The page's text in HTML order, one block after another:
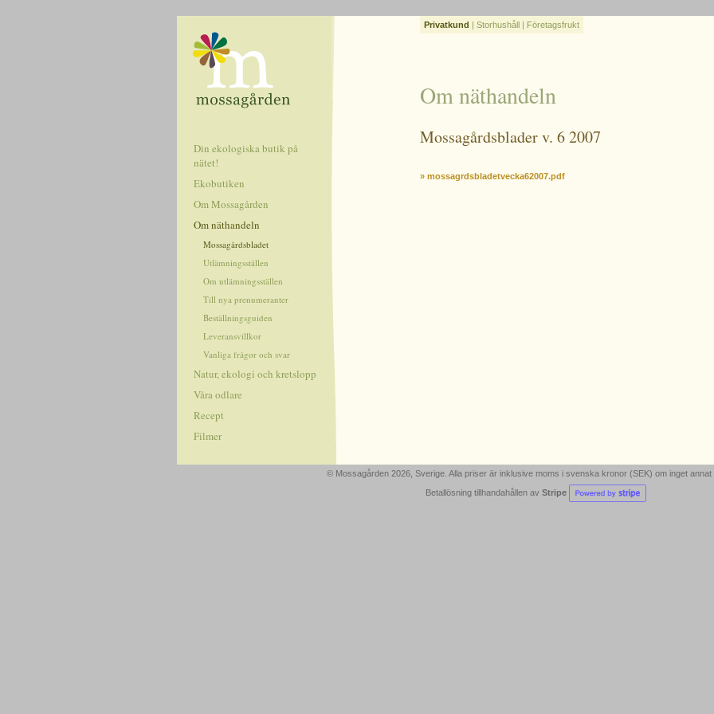
Din ekologiska butik på
nätet!
Ekobutiken
Om Mossagården
Om näthandeln
Mossagårdsbladet
Utlämningsställen
Om utlämningsställen
Till nya prenumeranter
Beställningsguiden
Leveransvillkor
Vanliga frågor och svar
Natur, ekologi och kretslopp
Våra odlare
Recept
Filmer
Privatkund | Storhushåll | Företagsfrukt
Om näthandeln
Mossagårdsblader v. 6 2007
» mossagrdsbladetvecka62007.pdf
© Mossagården 2026, Sverige. Alla priser är inklusive moms i svenska kronor (SEK) om inget annat
Betallösning tillhandahållen av Stripe